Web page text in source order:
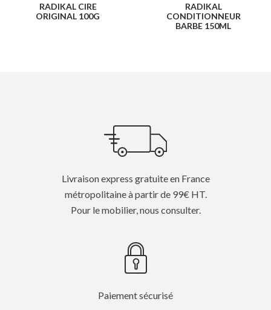
RADIKAL CIRE
ORIGINAL 100G
RADIKAL
CONDITIONNEUR
BARBE 150ML
Livraison express gratuite en France
métropolitaine à partir de 99€ HT.
Pour le mobilier, nous consulter.
Paiement sécurisé